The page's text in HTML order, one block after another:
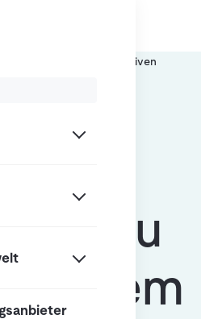
Alternativen
zu